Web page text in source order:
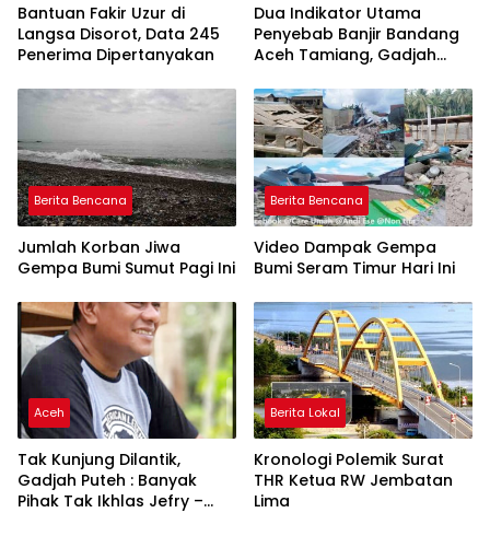
Bantuan Fakir Uzur di
Langsa Disorot, Data 245
Penerima Dipertanyakan
Dua Indikator Utama
Penyebab Banjir Bandang
Aceh Tamiang, Gadjah
DAS
Berita Bencana
Jumlah Korban Jiwa
Gempa Bumi Sumut Pagi Ini
Berita Bencana
Video Dampak Gempa
Bumi Seram Timur Hari Ini
Aceh
Tak Kunjung Dilantik,
Gadjah Puteh : Banyak
Pihak Tak Ikhlas Jefry –
Berita Lokal
Kronologi Polemik Surat
THR Ketua RW Jembatan
Lima